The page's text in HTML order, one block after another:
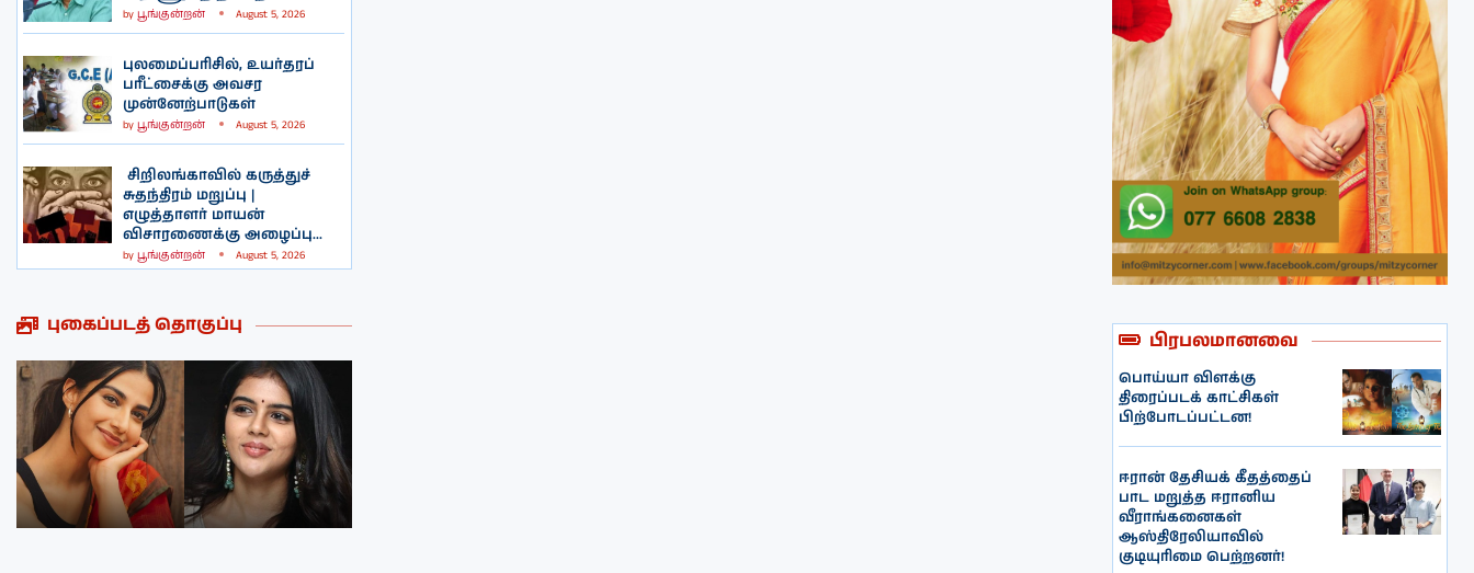
by பூங்குன்றன் August 5, 2026
புலமைப்பரிசில், உயர்தரப்
பரீட்சைக்கு அவசர
முன்னேற்பாடுகள்
by பூங்குன்றன் August 5, 2026
சிறிலங்காவில் கருத்துச்
சுதந்திரம் மறுப்பு |
எழுத்தாளர் மாயன்
விசாரணைக்கு அழைப்பு...
by பூங்குன்றன் August 5, 2026
புகைப்படத் தொகுப்பு
நடிகை மீனாக்க்ஷி
சௌத்திரியின்
புகைப்படத்தொகுப்பு
நடிகை ருக்மணி
வசந்தின்
புகைப்படத்தொகுப்பு
பிரபலமானவை
பொய்யா விளக்கு
திரைப்படக் காட்சிகள்
பிற்போடப்பட்டன!
ஈரான் தேசியக் கீதத்தைப்
பாட மறுத்த ஈரானிய
வீராங்கனைகள்
ஆஸ்திரேலியாவில்
குடியுரிமை பெற்றனர்!